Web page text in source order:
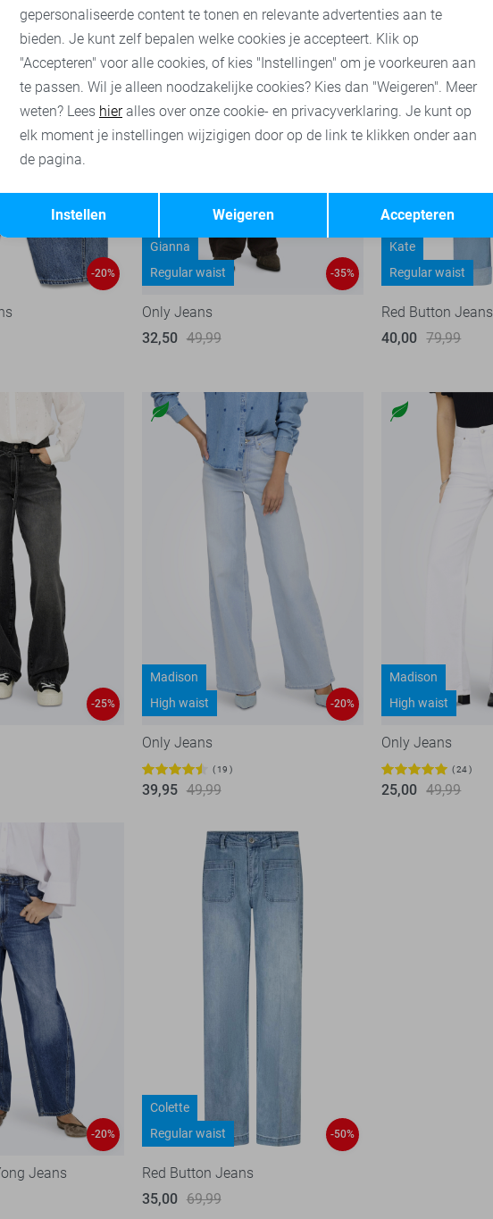
-20%
Gianna
Regular waist
-35%
Only Jeans
32,50 49,99
Kate
Regular waist
Red Button Jeans
40,00 79,99
-25%
Madison
High waist
-20%
Only Jeans
19
39,95 49,99
Madison
High waist
Only Jeans
24
25,00 49,99
-20%
Jeans
Colette
Regular waist
-50%
Red Button Jeans
35,00 69,99
Terug Opslaan
gepersonaliseerde content te tonen en relevante advertenties aan te
bieden. Je kunt zelf bepalen welke cookies je accepteert. Klik op
"Accepteren" voor alle cookies, of kies "Instellingen" om je voorkeuren aan
te passen. Wil je alleen noodzakelijke cookies? Kies dan "Weigeren". Meer
weten? Lees hieralles over onze cookie- en privacyverklaring. Je kunt op
elk moment je instellingen wijzigigen door op de link te klikken onder aan
de pagina.
Accepteren
Weigeren
Instellen